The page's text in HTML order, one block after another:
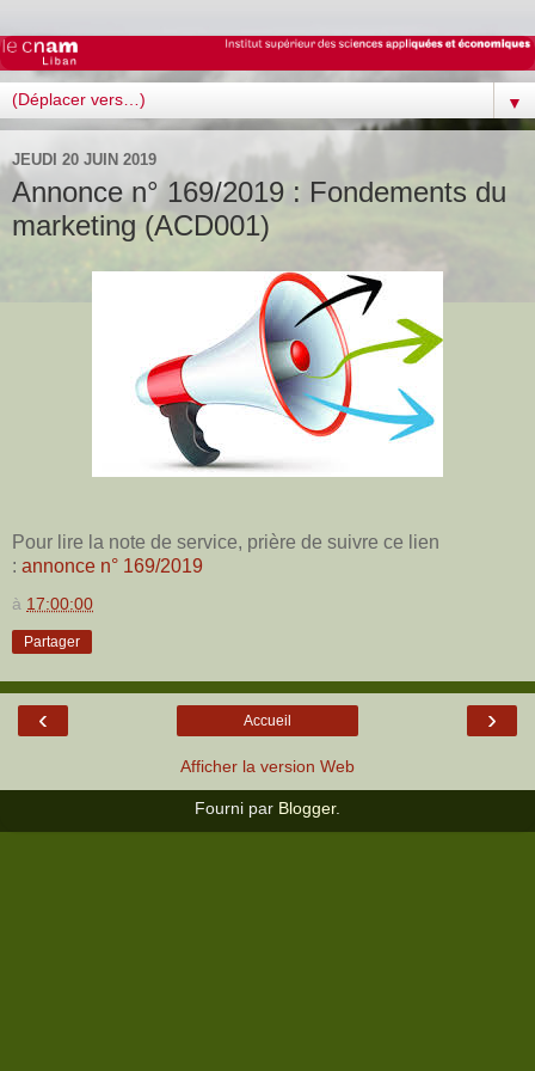
▼
JEUDI 20 JUIN 2019
Annonce n° 169/2019 : Fondements du
marketing (ACD001)
Pour lire la note de service, prière de suivre ce lien
: annonce n° 169/2019
à 17:00:00
Partager
‹ ›
Accueil
Afficher la version Web
Fourni par Blogger.